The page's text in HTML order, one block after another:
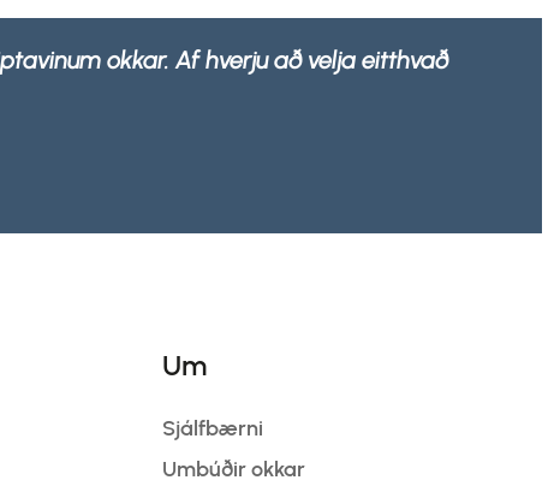
endurvinnanlegar af hvaða úrgangsfyrirtæki
Um
Sjálfbærni
Umbúðir okkar